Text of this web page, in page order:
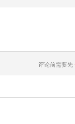
评论前需要先